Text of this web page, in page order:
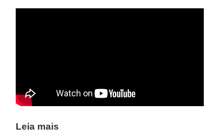
Leia mais